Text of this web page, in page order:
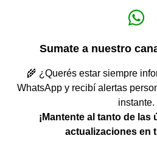
Sumate a nuestro
🌾 ¿Querés estar siempre
WhatsApp y recibí alertas
instante.
¡Mantente al tanto de
actualizaciones en